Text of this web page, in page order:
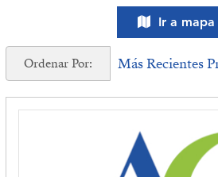
Ir a mapa
Ordenar Por: